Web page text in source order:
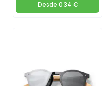
Desde 0.34 €